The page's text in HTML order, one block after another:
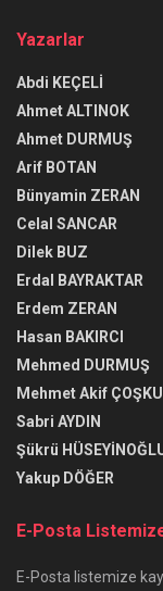
Yazarlar
Abdi KEÇELİ
Ahmet ALTINOK
Ahmet DURMUŞ
Arif BOTAN
Bünyamin ZERAN
Celal SANCAR
Dilek BUZ
Erdal BAYRAKTAR
Erdem ZERAN
Hasan BAKIRCI
Mehmed DURMUŞ
Mehmet Akif
Sabri AYDIN
Şükrü
Yakup DÖĞER
E-Posta
E-Posta listemize